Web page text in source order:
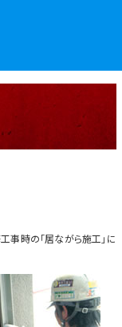
事時の「居ながら施工」に